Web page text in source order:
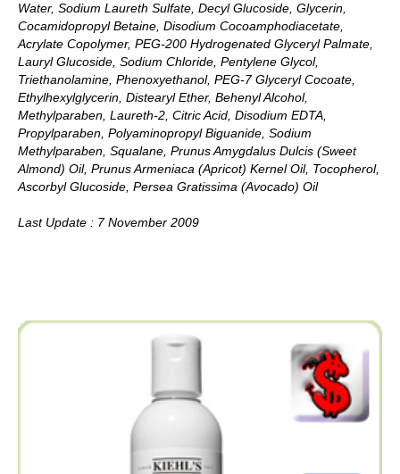
Water, Sodium Laureth Sulfate, Decyl Glucoside, Glycerin,
Cocamidopropyl Betaine, Disodium Cocoamphodiacetate,
Acrylate Copolymer, PEG-200 Hydrogenated Glyceryl Palmate,
Lauryl Glucoside, Sodium Chloride, Pentylene Glycol,
Triethanolamine, Phenoxyethanol, PEG-7 Glyceryl Cocoate,
Ethylhexylglycerin, Distearyl Ether, Behenyl Alcohol,
Methylparaben, Laureth-2, Citric Acid, Disodium EDTA,
Propylparaben, Polyaminopropyl Biguanide, Sodium
Methylparaben, Squalane, Prunus Amygdalus Dulcis (Sweet
Almond) Oil, Prunus Armeniaca (Apricot) Kernel Oil, Tocopherol,
Ascorbyl Glucoside, Persea Gratissima (Avocado) Oil
Last Update : 7 November 2009